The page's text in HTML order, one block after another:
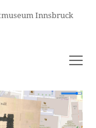
Innsbruck